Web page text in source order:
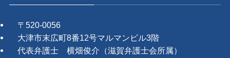
〒520-0056
大津市末広町8番12号マルマンビル3階
代表弁護士 横畑俊介（滋賀弁護士会所属）